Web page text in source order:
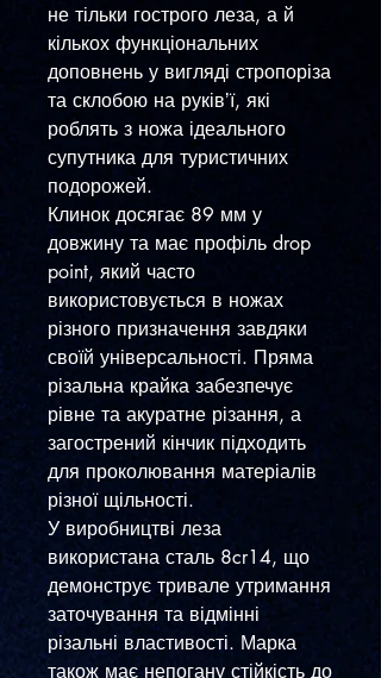
не тільки гострого леза, а й
кількох функціональних
доповнень у вигляді стропоріза
та склобою на руківʼї, які
роблять з ножа ідеального
супутника для туристичних
подорожей.
Клинок досягає 89 мм у
довжину та має профіль drop
point, який часто
використовується в ножах
різного призначення завдяки
своїй універсальності. Пряма
різальна крайка забезпечує
рівне та акуратне різання, а
загострений кінчик підходить
для проколювання матеріалів
різної щільності.
У виробництві леза
використана сталь 8cr14, що
демонструє тривале утримання
заточування та відмінні
різальні властивості. Марка
також має непогану стійкість до